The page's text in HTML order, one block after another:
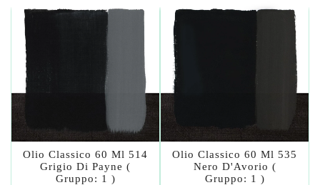
Olio Classico 60 Ml 514
Grigio Di Payne (
Gruppo: 1 )
Olio Classico 60 Ml 535
Nero D'Avorio (
Gruppo: 1 )